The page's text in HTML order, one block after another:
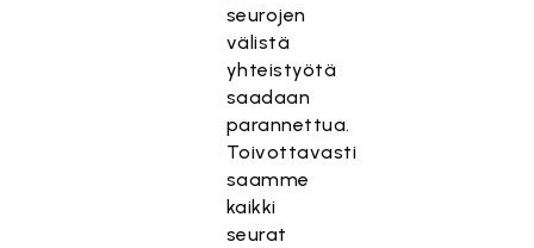
seurojen
välistä
yhteistyötä
saadaan
parannettua.
Toivottavasti
saamme
kaikki
seurat